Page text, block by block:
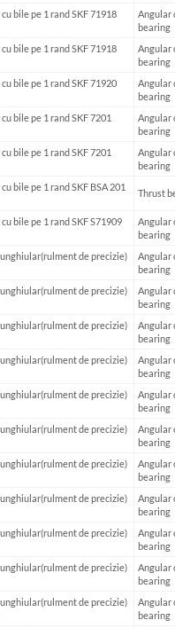
bile pe 1 rand SKF 71918
Angular
bearing
bile pe 1 rand SKF 71918
Angular
bearing
bile pe 1 rand SKF 71920
Angular
bearing
bile pe 1 rand SKF 7201
Angular
bearing
bile pe 1 rand SKF 7201
Angular
bearing
bile pe 1 rand SKF BSA 201
Thrust
bile pe 1 rand SKF S71909
Angular
bearing
de precizie)
Angular
bearing
de precizie)
Angular
bearing
de precizie)
Angular
bearing
de precizie)
Angular
bearing
de precizie)
Angular
bearing
de precizie)
Angular
bearing
de precizie)
Angular
bearing
de precizie)
Angular
bearing
de precizie)
Angular
bearing
de precizie)
Angular
bearing
de precizie)
Angular
bearing